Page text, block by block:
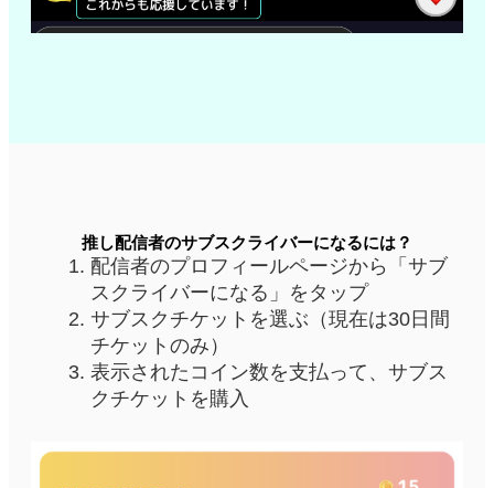
推し配信者のサブスクライバーになるには？
配信者のプロフィールページから「サブ
スクライバーになる」をタップ
サブスクチケットを選ぶ（現在は30日間
チケットのみ）
表示されたコイン数を支払って、サブス
クチケットを購入